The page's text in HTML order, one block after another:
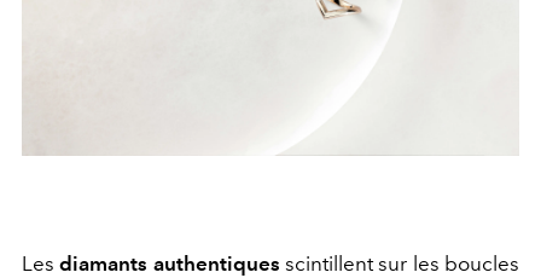
Lesdiamants authentiques scintillent sur les boucles